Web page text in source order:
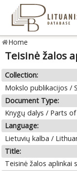
Home
Teisinė žalos
Collection:
Mokslo publikacijos /
Document Type:
Knygų dalys / Parts
Language:
Lietuvių kalba /
Title:
Teisinė žalos aplinkai